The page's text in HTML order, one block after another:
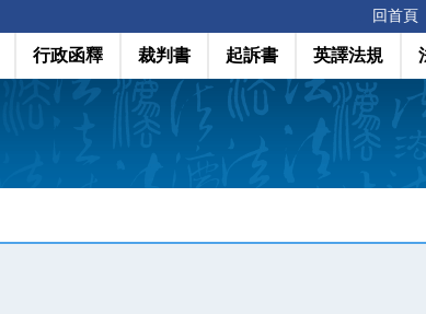
回首頁
行政函釋 裁判書 起訴書 英譯法規